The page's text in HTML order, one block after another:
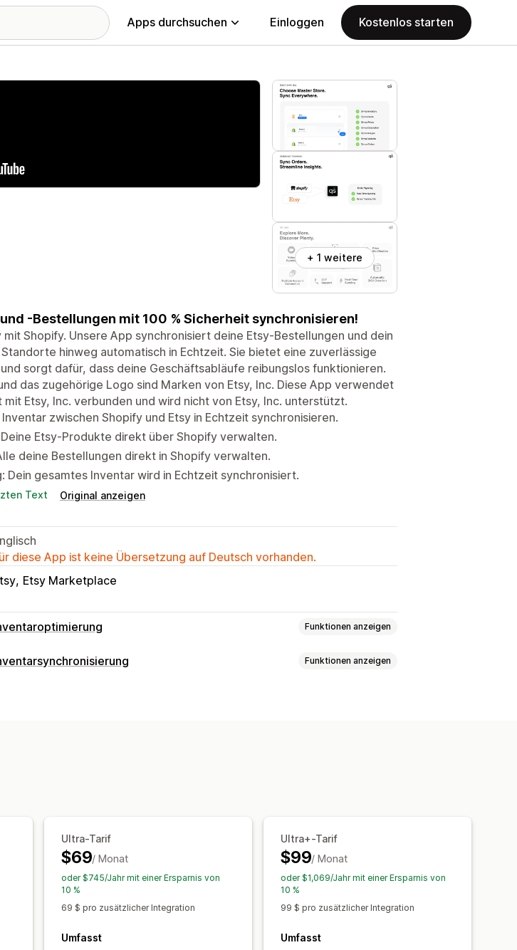
Apps durchsuchen Einloggen Kostenlos starten
+ 1 weitere
-Bestellungen mit 100 % Sicherheit synchronisieren!
Shopify. Unsere App synchronisiert deine Etsy-Bestellungen und dein
hinweg automatisch in Echtzeit. Sie bietet eine zuverlässige
sorgt dafür, dass deine Geschäftsabläufe reibungslos funktionieren.
das zugehörige Logo sind Marken von Etsy, Inc. Diese App verwendet
Etsy, Inc. verbunden und wird nicht von Etsy, Inc. unterstützt.
zwischen Shopify und Etsy in Echtzeit synchronisieren.
Etsy-Produkte direkt über Shopify verwalten.
deine Bestellungen direkt in Shopify verwalten.
Dein gesamtes Inventar wird in Echtzeit synchronisiert.
Text Original anzeigen
diese App ist keine Übersetzung auf Deutsch vorhanden.
Etsy Marketplace
Funktionen anzeigen
Funktionen anzeigen
Ultra-Tarif
$69/ Monat
oder $745/Jahr mit einer Ersparnis von
10 %
69 $ pro zusätzlicher Integration
Umfasst
Ultra+-Tarif
$99/ Monat
oder $1,069/Jahr mit einer Ersparnis von
10 %
99 $ pro zusätzlicher Integration
Umfasst